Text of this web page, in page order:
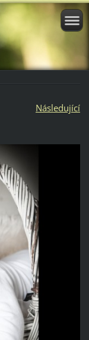
Následující